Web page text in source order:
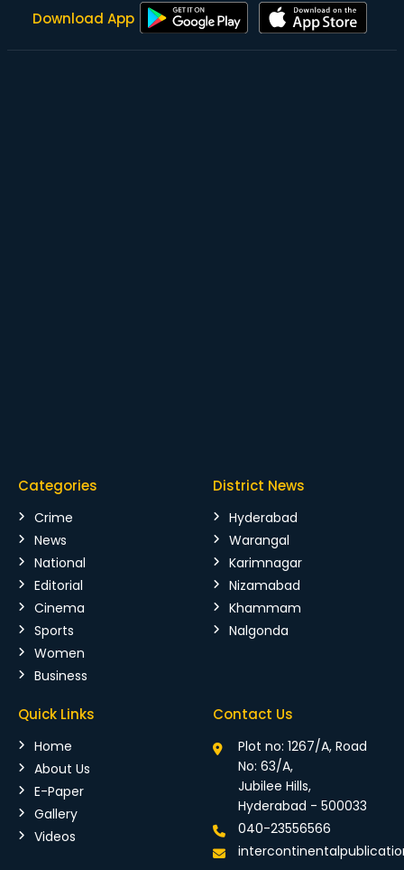
Download App
Categories
Crime
News
National
Editorial
Cinema
Sports
Women
Business
District News
Hyderabad
Warangal
Karimnagar
Nizamabad
Khammam
Nalgonda
Quick Links
Home
About Us
E-Paper
Gallery
Videos
Contact Us
Plot no: 1267/A, Road
No: 63/A,
Jubilee Hills,
Hyderabad - 500033
040-23556566